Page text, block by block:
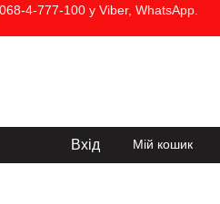
4-777-100 у Viber, WhatsApp.
Вхід Мій кошик